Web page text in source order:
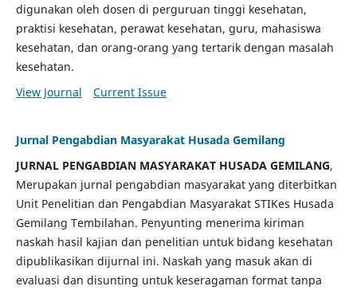
digunakan oleh dosen di perguruan tinggi kesehatan,
praktisi kesehatan, perawat kesehatan, guru, mahasiswa
kesehatan, dan orang-orang yang tertarik dengan masalah
kesehatan.
View Journal
Current Issue
Jurnal Pengabdian Masyarakat Husada Gemilang
JURNAL PENGABDIAN MASYARAKAT HUSADA GEMILANG,
Merupakan jurnal pengabdian masyarakat yang diterbitkan
Unit Penelitian dan Pengabdian Masyarakat STIKes Husada
Gemilang Tembilahan. Penyunting menerima kiriman
naskah hasil kajian dan penelitian untuk bidang kesehatan
dipublikasikan dijurnal ini. Naskah yang masuk akan di
evaluasi dan disunting untuk keseragaman format tanpa